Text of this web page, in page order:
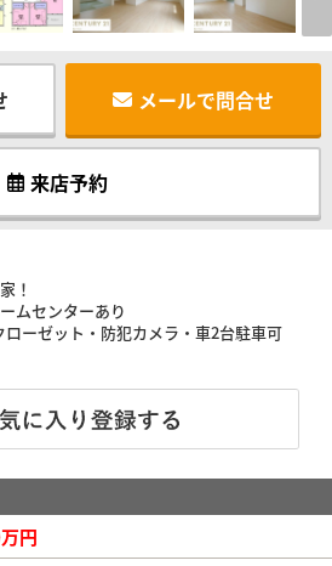
メールで問合せ
来店予約
！
ムセンターあり
ーゼット・防犯カメラ・車2台駐車可
円